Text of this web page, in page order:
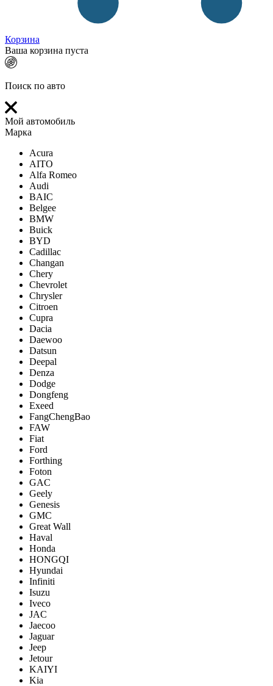
Корзина
Ваша корзина пуста
Поиск по авто
Мой автомобиль
Марка
Acura
AITO
Alfa Romeo
Audi
BAIC
Belgee
BMW
Buick
BYD
Cadillac
Changan
Chery
Chevrolet
Chrysler
Citroen
Cupra
Dacia
Daewoo
Datsun
Deepal
Denza
Dodge
Dongfeng
Exeed
FangChengBao
FAW
Fiat
Ford
Forthing
Foton
GAC
Geely
Genesis
GMC
Great Wall
Haval
Honda
HONGQI
Hyundai
Infiniti
Isuzu
Iveco
JAC
Jaecoo
Jaguar
Jeep
Jetour
KAIYI
Kia